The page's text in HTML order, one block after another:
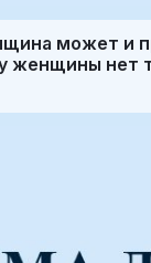
может и
женщины нет